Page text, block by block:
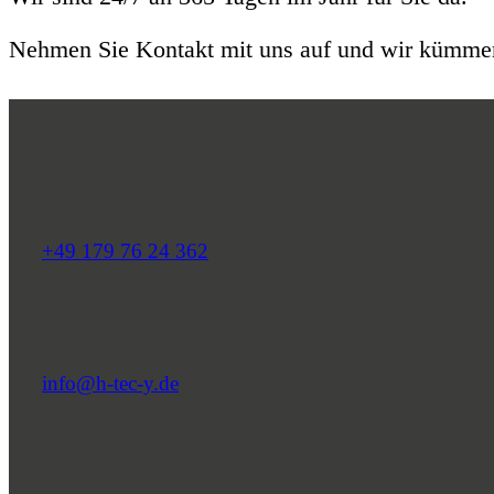
Nehmen Sie Kontakt mit uns auf und wir
+49 179 76 24 362
info@h-tec-y.de